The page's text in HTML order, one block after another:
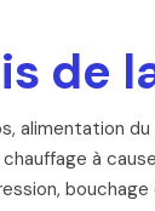
de
alimentation
à